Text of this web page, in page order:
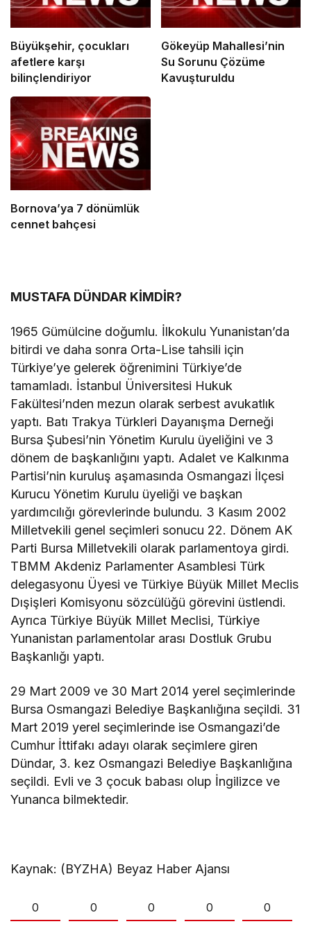
Büyükşehir, çocukları
afetlere karşı
bilinçlendiriyor
Gökeyüp Mahallesi’nin
Su Sorunu Çözüme
Kavuşturuldu
Bornova’ya 7 dönümlük
cennet bahçesi
MUSTAFA DÜNDAR KİMDİR?
1965 Gümülcine doğumlu. İlkokulu Yunanistan’da
bitirdi ve daha sonra Orta-Lise tahsili için
Türkiye’ye gelerek öğrenimini Türkiye’de
tamamladı. İstanbul Üniversitesi Hukuk
Fakültesi’nden mezun olarak serbest avukatlık
yaptı. Batı Trakya Türkleri Dayanışma Derneği
Bursa Şubesi’nin Yönetim Kurulu üyeliğini ve 3
dönem de başkanlığını yaptı. Adalet ve Kalkınma
Partisi’nin kuruluş aşamasında Osmangazi İlçesi
Kurucu Yönetim Kurulu üyeliği ve başkan
yardımcılığı görevlerinde bulundu. 3 Kasım 2002
Milletvekili genel seçimleri sonucu 22. Dönem AK
Parti Bursa Milletvekili olarak parlamentoya girdi.
TBMM Akdeniz Parlamenter Asamblesi Türk
delegasyonu Üyesi ve Türkiye Büyük Millet Meclis
Dışişleri Komisyonu sözcülüğü görevini üstlendi.
Ayrıca Türkiye Büyük Millet Meclisi, Türkiye
Yunanistan parlamentolar arası Dostluk Grubu
Başkanlığı yaptı.
29 Mart 2009 ve 30 Mart 2014 yerel seçimlerinde
Bursa Osmangazi Belediye Başkanlığına seçildi. 31
Mart 2019 yerel seçimlerinde ise Osmangazi’de
Cumhur İttifakı adayı olarak seçimlere giren
Dündar, 3. kez Osmangazi Belediye Başkanlığına
seçildi. Evli ve 3 çocuk babası olup İngilizce ve
Yunanca bilmektedir.
Kaynak: (BYZHA) Beyaz Haber Ajansı
0 0 0 0 0